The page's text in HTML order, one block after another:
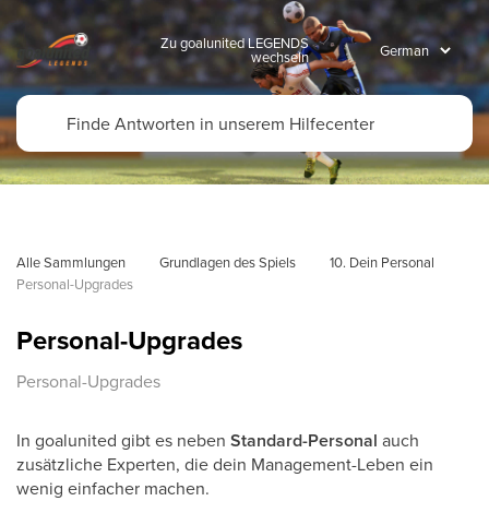
Zu goalunited LEGENDS
wechseln
Alle Sammlungen Grundlagen des Spiels
10. Dein Personal
Personal-Upgrades
Personal-Upgrades
Personal-Upgrades
In goalunited gibt es neben Standard-Personal auch
zusätzliche Experten, die dein Management-Leben ein
wenig einfacher machen.